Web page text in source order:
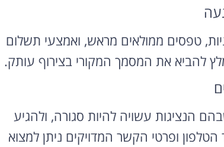
טפסים ממולאים מראש, ואמצעי תשלום
להביא את המסמך המקורי בצירוף עותק.
הנציגות עשויה להיות סגורה, ולהגיע
ופרטי הקשר המדויקים ניתן למצוא